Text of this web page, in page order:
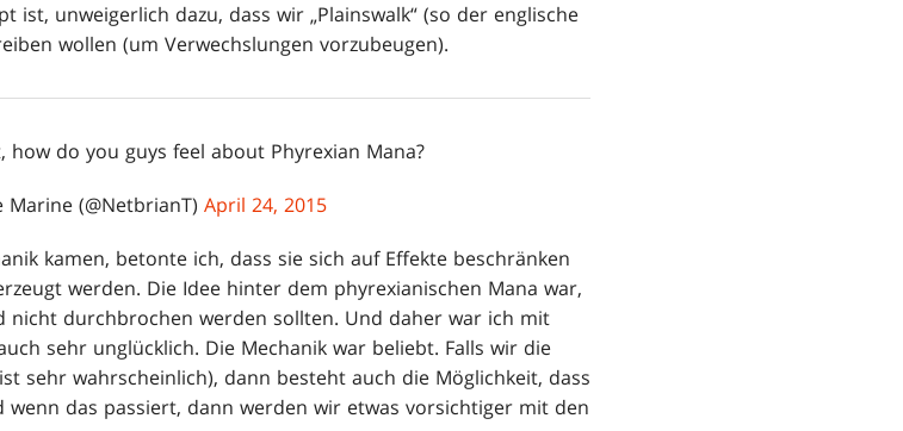
ist, unweigerlich dazu, dass wir „Plainswalk“ (so der englische
wollen (um Verwechslungen vorzubeugen).
do you guys feel about Phyrexian Mana?
(@NetbrianT) April 24, 2015
kamen, betonte ich, dass sie sich auf Effekte beschränken
werden. Die Idee hinter dem phyrexianischen Mana war,
nicht durchbrochen werden sollten. Und daher war ich mit
sehr unglücklich. Die Mechanik war beliebt. Falls wir die
sehr wahrscheinlich), dann besteht auch die Möglichkeit, dass
wenn das passiert, dann werden wir etwas vorsichtiger mit den